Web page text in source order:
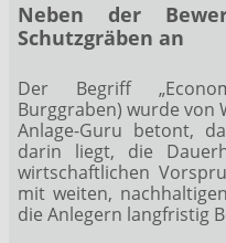
Neben der
Schutzgräben an
Der Begriff
Burggraben) wurde von
Anlage-Guru betont,
darin liegt, die
wirtschaftlichen
mit weiten,
die Anlegern langfristig